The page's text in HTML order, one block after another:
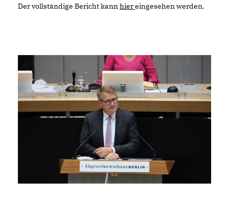
Der vollständige Bericht kannhiereingesehen werden.